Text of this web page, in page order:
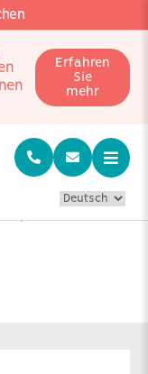
Erfahren
Sie
mehr
Giulio e Livia